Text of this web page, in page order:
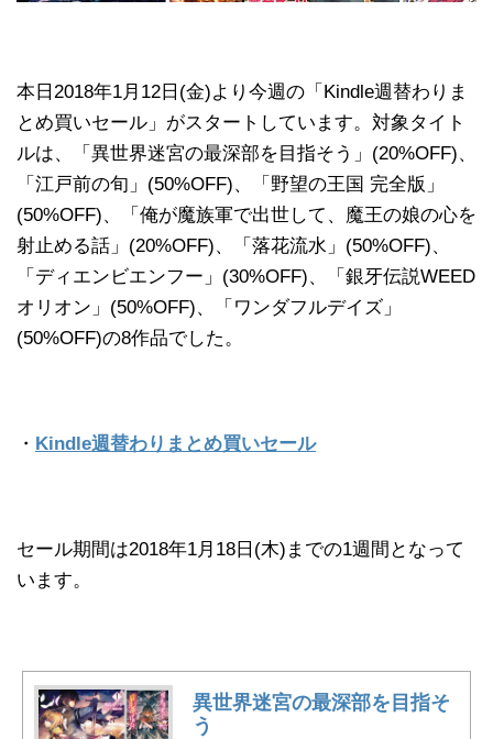
本日2018年1月12日(金)より今週の「Kindle週替わりま
とめ買いセール」がスタートしています。対象タイト
ルは、「異世界迷宮の最深部を目指そう」(20%OFF)、
「江戸前の旬」(50%OFF)、「野望の王国 完全版」
(50%OFF)、「俺が魔族軍で出世して、魔王の娘の心を
射止める話」(20%OFF)、「落花流水」(50%OFF)、
「ディエンビエンフー」(30%OFF)、「銀牙伝説WEED
オリオン」(50%OFF)、「ワンダフルデイズ」
(50%OFF)の8作品でした。
・ Kindle週替わりまとめ買いセール
セール期間は2018年1月18日(木)までの1週間となって
います。
異世界迷宮の最深部を目指そ
う